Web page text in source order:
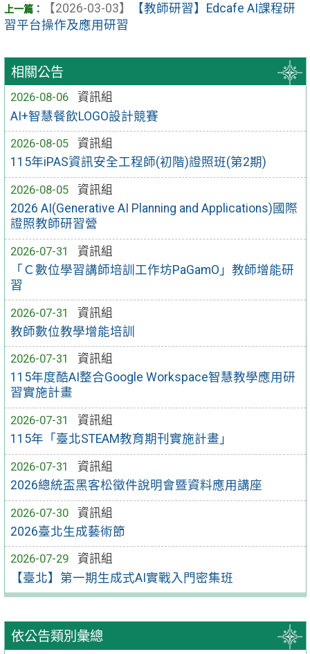
相關公告
2026-08-06
資訊組
AI+智慧餐飲LOGO設計競賽
2026-08-05
資訊組
115年iPAS資訊安全工程師(初階)證照班(第2期)
2026-08-05
資訊組
2026 AI(Generative AI Planning and Applications)國際
證照教師研習營
2026-07-31
資訊組
「Ｃ數位學習講師培訓工作坊PaGamO」教師增能研
習
2026-07-31
資訊組
教師數位教學增能培訓
2026-07-31
資訊組
115年度酷AI整合Google Workspace智慧教學應用研
習實施計畫
2026-07-31
資訊組
115年「臺北STEAM教育期刊實施計畫」
2026-07-31
資訊組
2026總統盃黑客松徵件說明會暨資料應用講座
2026-07-30
資訊組
2026臺北生成藝術節
2026-07-29
資訊組
【臺北】第一期生成式AI實戰入門密集班
依公告類別彙總
【2026-03-03】
【教師研習】Edcafe AI課程研
習平台操作及應用研習